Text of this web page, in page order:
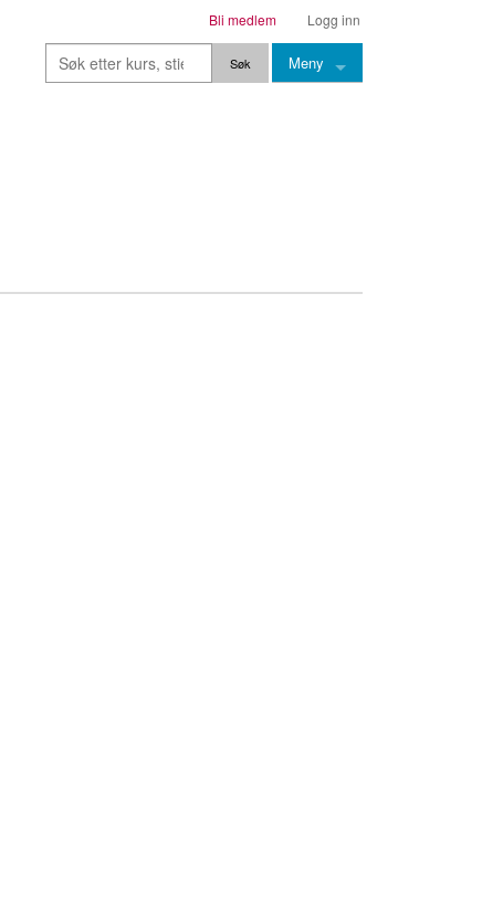
Logg inn
Bli medlem
Meny
Stemming